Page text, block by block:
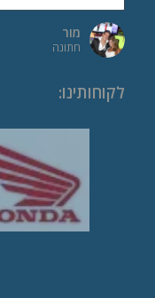
מור
חתונה
לקוחותינו: